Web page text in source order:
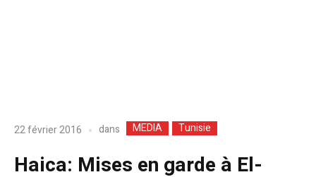
22 février 2016 dans MEDIA Tunisie
Haica: Mises en garde à El-